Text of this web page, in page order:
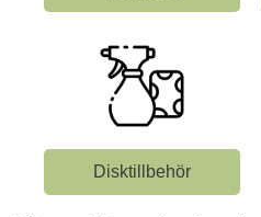
Disktillbehör